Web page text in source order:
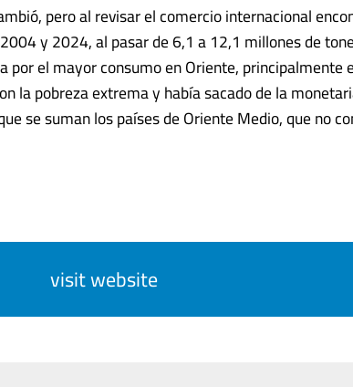
pero al revisar el comercio internacional
y 2024, al pasar de 6,1 a 12,1 millones de
por el mayor consumo en Oriente, principalmente
la pobreza extrema y había sacado de la
se suman los países de Oriente Medio, que no
visit website